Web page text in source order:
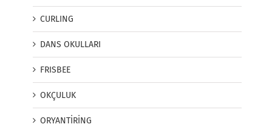
CURLING
DANS OKULLARI
FRISBEE
OKÇULUK
ORYANTİRİNG